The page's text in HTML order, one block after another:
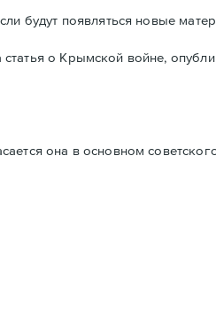
будут появляться новые
о Крымской войне,
она в основном